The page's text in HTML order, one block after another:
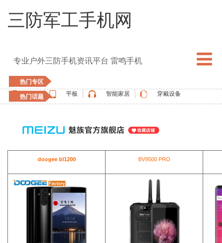
三防军工手机网
专业户外三防手机资讯平台 雷鸣手机
热门专区
手机
平板 智能家居 穿戴设备
热门话题
vernee
doogee bl1200 BV9500 PRO